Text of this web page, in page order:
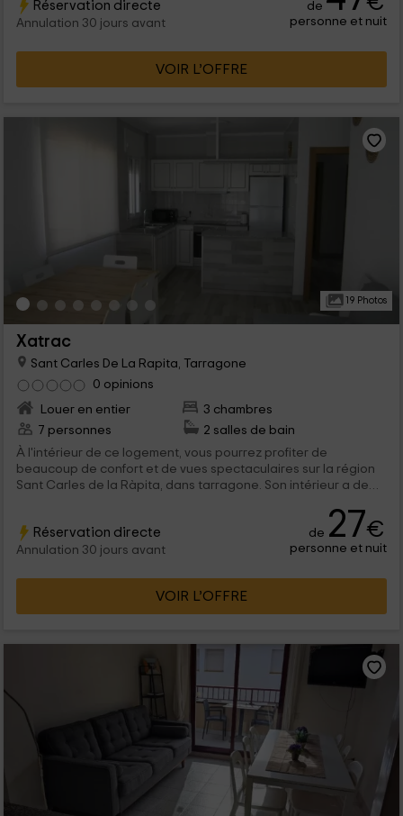
Réservation directe
Annulation 30 jours avant
de
personne et nuit
VOIR L’OFFRE
19 Photos
Xatrac
Sant Carles De La Rapita, Tarragone
0 opinions
Louer en entier
3 chambres
7 personnes
2 salles de bain
À l'intérieur de ce logement, vous pourrez profiter de
beaucoup de confort et de vues spectaculaires sur la région
Sant Carles de la Ràpita, dans tarragone. Son intérieur a de
profiter d'espaces agréables et plein de charme, avec de
bonnes vues.
Réservation directe
Annulation 30 jours avant
de 27€
personne et nuit
VOIR L’OFFRE